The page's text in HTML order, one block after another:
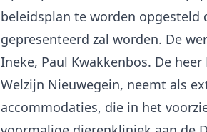
beleidsplan te worden
gepresenteerd zal worden. De
Ineke, Paul Kwakkenbos. De
Welzijn Nieuwegein, neemt als
accommodaties, die in het